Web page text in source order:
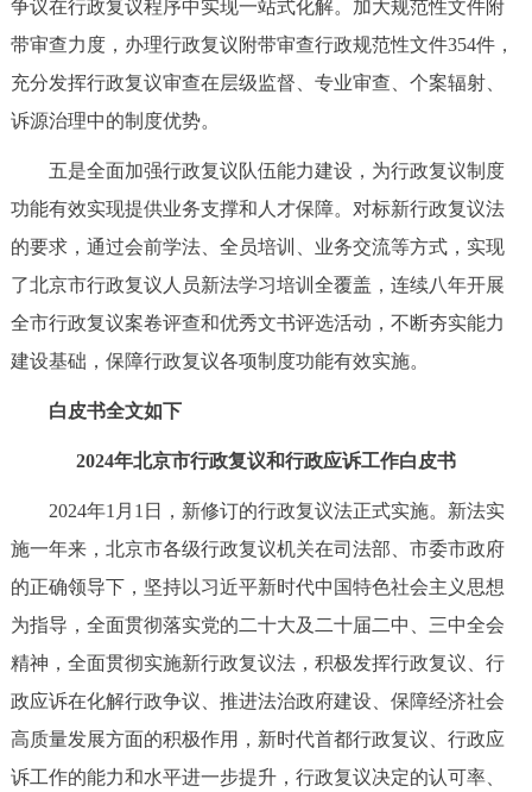
争议在行政复议程序中实现一站式化解。加大规范性文件附
带审查力度，办理行政复议附带审查行政规范性文件354件，
充分发挥行政复议审查在层级监督、专业审查、个案辐射、
诉源治理中的制度优势。
五是全面加强行政复议队伍能力建设，为行政复议制度
功能有效实现提供业务支撑和人才保障。对标新行政复议法
的要求，通过会前学法、全员培训、业务交流等方式，实现
了北京市行政复议人员新法学习培训全覆盖，连续八年开展
全市行政复议案卷评查和优秀文书评选活动，不断夯实能力
建设基础，保障行政复议各项制度功能有效实施。
白皮书全文如下
2024年北京市行政复议和行政应诉工作白皮书
2024年1月1日，新修订的行政复议法正式实施。新法实
施一年来，北京市各级行政复议机关在司法部、市委市政府
的正确领导下，坚持以习近平新时代中国特色社会主义思想
为指导，全面贯彻落实党的二十大及二十届二中、三中全会
精神，全面贯彻实施新行政复议法，积极发挥行政复议、行
政应诉在化解行政争议、推进法治政府建设、保障经济社会
高质量发展方面的积极作用，新时代首都行政复议、行政应
诉工作的能力和水平进一步提升，行政复议决定的认可率、